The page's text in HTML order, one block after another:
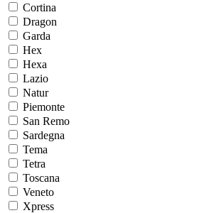
Cortina
Dragon
Garda
Hex
Hexa
Lazio
Natur
Piemonte
San Remo
Sardegna
Tema
Tetra
Toscana
Veneto
Xpress